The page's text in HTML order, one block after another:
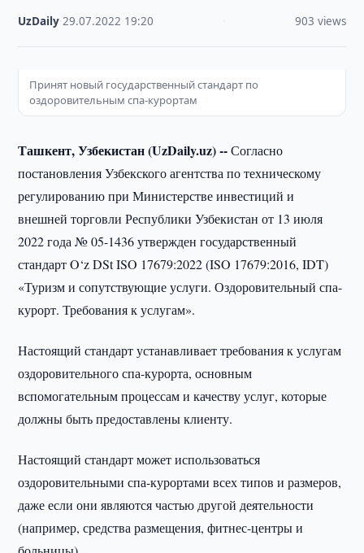
UzDaily ·29.07.2022 19:20 903 views
Принят новый государственный стандарт по
оздоровительным спа-курортам
Ташкент, Узбекистан (UzDaily.uz) --Согласно
постановления Узбекского агентства по техническому
регулированию при Министерстве инвестиций и
внешней торговли Республики Узбекистан от 13 июля
2022 года № 05-1436 утвержден государственный
стандарт O‘z DSt ISO 17679:2022 (ISO 17679:2016, IDT)
«Туризм и сопутствующие услуги. Оздоровительный спа-
курорт. Требования к услугам».
Настоящий стандарт устанавливает требования к услугам
оздоровительного спа-курорта, основным
вспомогательным процессам и качеству услуг, которые
должны быть предоставлены клиенту.
Настоящий стандарт может использоваться
оздоровительными спа-курортами всех типов и размеров,
даже если они являются частью другой деятельности
(например, средства размещения, фитнес-центры и